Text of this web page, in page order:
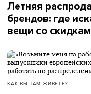
Летняя
брендов: где
вещи со
КАК ВЫ ТАМ ЖИВЕТЕ?